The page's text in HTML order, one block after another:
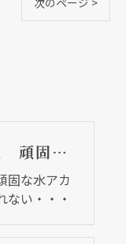
大阪市北区 頑固な水アカはなかなか取れない・・・
な水アカ
ない・・・